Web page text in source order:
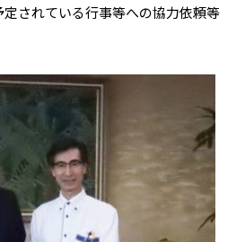
されている行事等への協力依頼等